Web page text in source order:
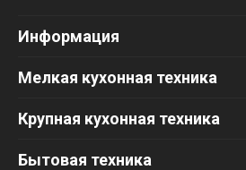
Информация
Мелкая кухонная техника
Крупная кухонная техника
Бытовая техника